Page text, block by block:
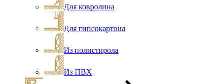
Для ковролина
Для гипсокартона
Из полистирола
Из ПВХ